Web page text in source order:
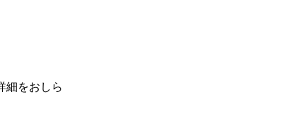
細をおしら